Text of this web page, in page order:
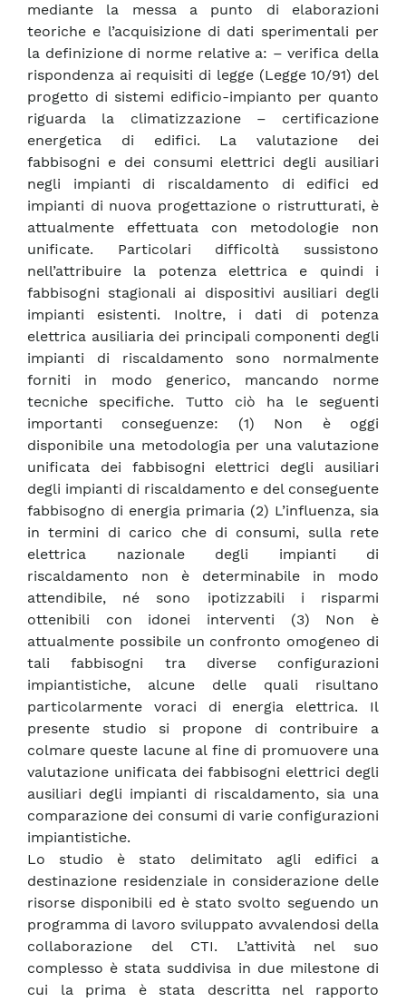
mediante la messa a punto di elaborazioni
teoriche e l’acquisizione di dati sperimentali per
la definizione di norme relative a: – verifica della
rispondenza ai requisiti di legge (Legge 10/91) del
progetto di sistemi edificio-impianto per quanto
riguarda la climatizzazione – certificazione
energetica di edifici. La valutazione dei
fabbisogni e dei consumi elettrici degli ausiliari
negli impianti di riscaldamento di edifici ed
impianti di nuova progettazione o ristrutturati, è
attualmente effettuata con metodologie non
unificate. Particolari difficoltà sussistono
nell’attribuire la potenza elettrica e quindi i
fabbisogni stagionali ai dispositivi ausiliari degli
impianti esistenti. Inoltre, i dati di potenza
elettrica ausiliaria dei principali componenti degli
impianti di riscaldamento sono normalmente
forniti in modo generico, mancando norme
tecniche specifiche. Tutto ciò ha le seguenti
importanti conseguenze: (1) Non è oggi
disponibile una metodologia per una valutazione
unificata dei fabbisogni elettrici degli ausiliari
degli impianti di riscaldamento e del conseguente
fabbisogno di energia primaria (2) L’influenza, sia
in termini di carico che di consumi, sulla rete
elettrica nazionale degli impianti di
riscaldamento non è determinabile in modo
attendibile, né sono ipotizzabili i risparmi
ottenibili con idonei interventi (3) Non è
attualmente possibile un confronto omogeneo di
tali fabbisogni tra diverse configurazioni
impiantistiche, alcune delle quali risultano
particolarmente voraci di energia elettrica. Il
presente studio si propone di contribuire a
colmare queste lacune al fine di promuovere una
valutazione unificata dei fabbisogni elettrici degli
ausiliari degli impianti di riscaldamento, sia una
comparazione dei consumi di varie configurazioni
impiantistiche.
Lo studio è stato delimitato agli edifici a
destinazione residenziale in considerazione delle
risorse disponibili ed è stato svolto seguendo un
programma di lavoro sviluppato avvalendosi della
collaborazione del CTI. L’attività nel suo
complesso è stata suddivisa in due milestone di
cui la prima è stata descritta nel rapporto